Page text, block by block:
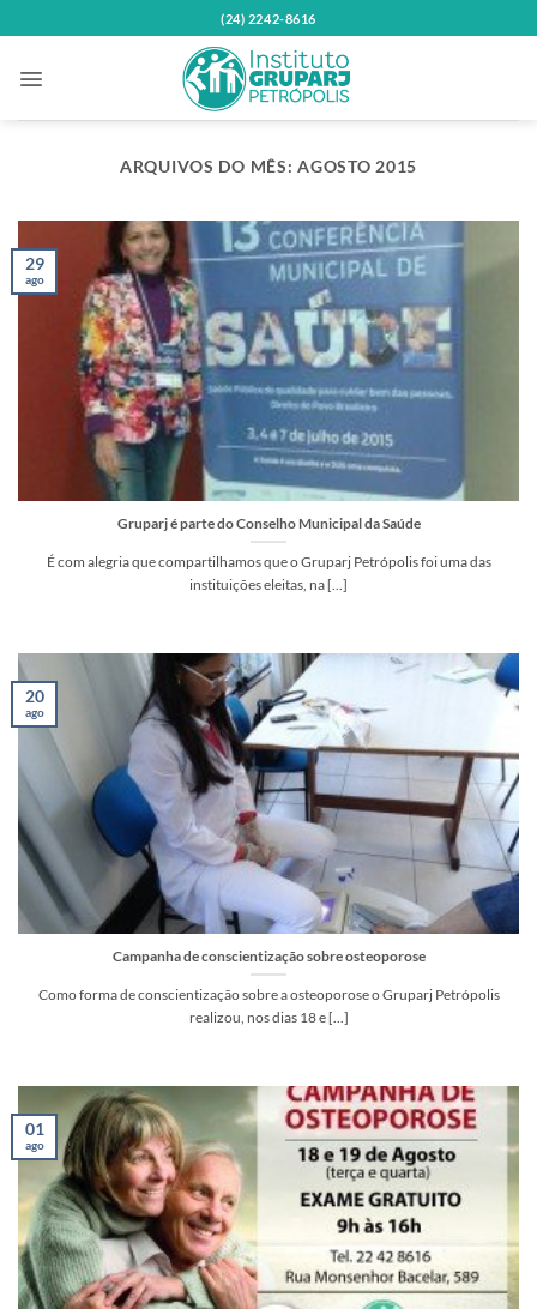
to
(24) 2242-8616
ARQUIVOS DO MÊS:AGOSTO 2015
Gruparj é parte do Conselho Municipal da Saúde
É com alegria que compartilhamos que o Gruparj Petrópolis foi uma das
instituições eleitas, na [...]
29
ago
Campanha de conscientização sobre osteoporose
Como forma de conscientização sobre a osteoporose o Gruparj Petrópolis
realizou, nos dias 18 e [...]
20
ago
01
ago